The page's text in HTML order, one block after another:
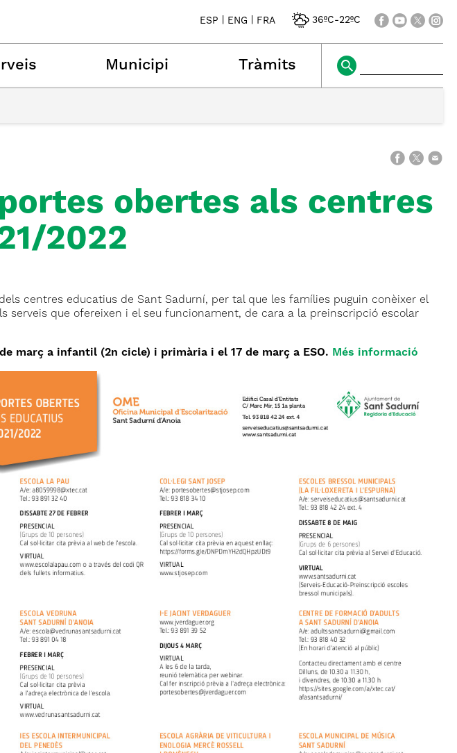
ESP ENG FRA 36ºC-22ºC
Municipi Tràmits
obertes als centres
2022
centres educatius de Sant Sadurní, per tal que les famílies puguin conèixer el
serveis que ofereixen i el seu funcionament, de cara a la preinscripció escolar
març a infantil (2n cicle) i primària i el 17 de març a ESO. Més informació